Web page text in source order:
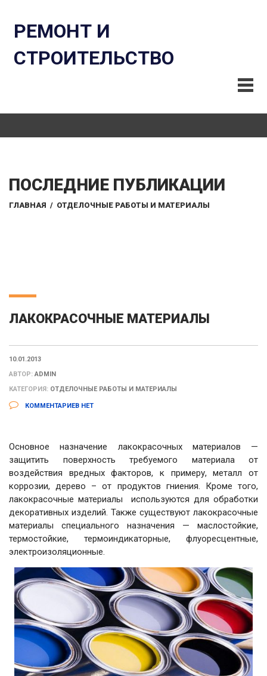
РЕМОНТ И
СТРОИТЕЛЬСТВО
ПОСЛЕДНИЕ ПУБЛИКАЦИИ
ГЛАВНАЯ / ОТДЕЛОЧНЫЕ РАБОТЫ И МАТЕРИАЛЫ
ЛАКОКРАСОЧНЫЕ МАТЕРИАЛЫ
10.01.2013
АВТОР:ADMIN
КАТЕГОРИЯ: ОТДЕЛОЧНЫЕ РАБОТЫ И МАТЕРИАЛЫ
КОММЕНТАРИЕВ НЕТ
Основное назначение лакокрасочных материалов —
защитить поверхность требуемого материала от
воздействия вредных факторов, к примеру, металл от
коррозии, дерево – от продуктов гниения. Кроме того,
лакокрасочные материалы используются для обработки
декоративных изделий. Также существуют лакокрасочные
материалы специального назначения — маслостойкие,
термостойкие, термоиндикаторные, флуоресцентные,
электроизоляционные.